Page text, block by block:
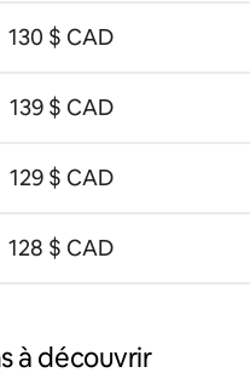
130 $ CAD
139 $ CAD
129 $ CAD
128 $ CAD
à découvrir